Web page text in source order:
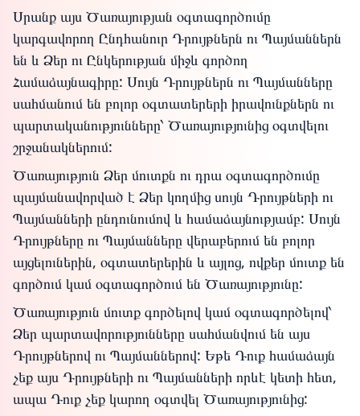
Սրանք այս Ծառայության օգտագործումը
կարգավորող Ընդհանուր Դրույթներն ու Պայմաններն
են և Ձեր ու Ընկերության միջև գործող
Համաձայնագիրը: Սույն Դրույթներն ու Պայմանները
սահմանում են բոլոր օգտատերերի իրավունքներն ու
պարտականությունները՝ Ծառայությունից օգտվելու
շրջանակներում:
Ծառայություն Ձեր մուտքն ու դրա օգտագործումը
պայմանավորված է Ձեր կողմից սույն Դրույթների ու
Պայմանների ընդունումով և համաձայնությամբ: Սույն
Դրույթները ու Պայմանները վերաբերում են բոլոր
այցելուներին, օգտատերերին և այլոց, ովքեր մուտք են
գործում կամ օգտագործում են Ծառայությունը:
Ծառայություն մուտք գործելով կամ օգտագործելով՝
Ձեր պարտավորությունները սահմանվում են այս
Դրույթներով ու Պայմաններով: Եթե Դուք համաձայն
չեք այս Դրույթների ու Պայմանների որևէ կետի հետ,
ապա Դուք չեք կարող օգտվել Ծառայությունից: